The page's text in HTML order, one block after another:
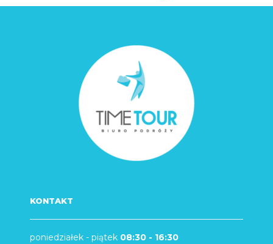
KONTAKT
poniedziałek - piątek 08:30 - 16:30